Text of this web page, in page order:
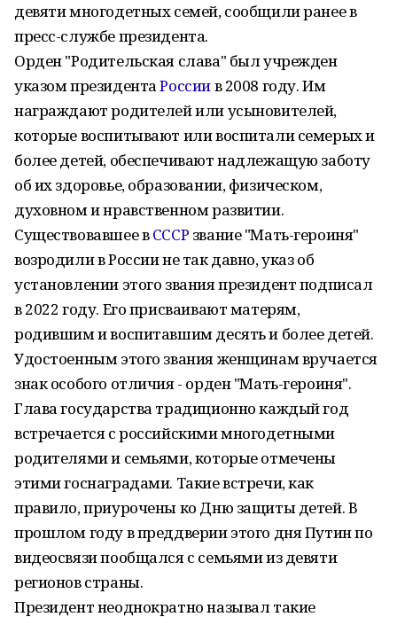
девяти многодетных семей, сообщили ранее в
пресс-службе президента.
Орден "Родительская слава" был учрежден
указом президентаРоссиив 2008 году. Им
награждают родителей или усыновителей,
которые воспитывают или воспитали семерых и
более детей, обеспечивают надлежащую заботу
об их здоровье, образовании, физическом,
духовном и нравственном развитии.
Существовавшее вСССР звание "Мать-героиня"
возродили в России не так давно, указ об
установлении этого звания президент подписал
в 2022 году. Его присваивают матерям,
родившим и воспитавшим десять и более детей.
Удостоенным этого звания женщинам вручается
знак особого отличия - орден "Мать-героиня".
Глава государства традиционно каждый год
встречается с российскими многодетными
родителями и семьями, которые отмечены
этими госнаградами. Такие встречи, как
правило, приурочены ко Дню защиты детей. В
прошлом году в преддверии этого дня Путин по
видеосвязи пообщался с семьями из девяти
регионов страны.
Президент неоднократно называл такие